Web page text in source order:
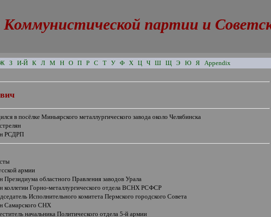
партии и
З И-Й К Л М Н О П Р С Т У Ф Х Ц Ч Ш Щ Э Ю Я Appendix
в посёлке Миньярского металлургического завода около Челябинска
РСДРП
армии
Президиума областного Правления заводов Урала
коллегии Горно-металлургического отдела ВСНХ РСФСР
Исполнительного комитета Пермского городского Совета
Самарского СНХ
начальника Политического отдела 5-й армии